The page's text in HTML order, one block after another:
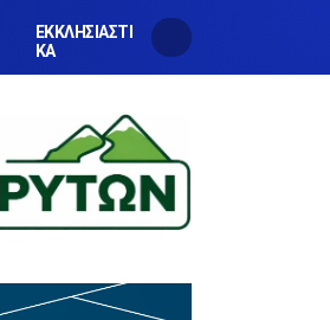
ΕΚΚΛΗΣΙΑΣΤΙ
ΚΑ